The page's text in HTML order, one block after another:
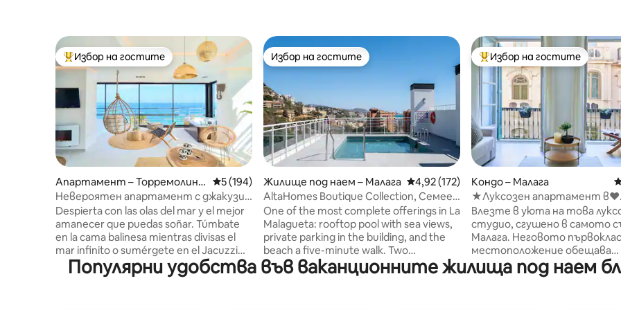
Най-популярен избор на гостите
Избор на гостите
Апартамент – Торремолино
с
Средна оценка: 5 от 5, 194 отзива
5 (194)
Невероятен апартамент с джакузи
на плажа Савана
Despierta con las olas del mar y el mejor
amanecer que puedas soñar. Túmbate
en la cama balinesa mientras divisas el
mar infinito o sumérgete en el Jacuzzi
climatizado mientras te tomas una copa
de cava. El Savanna Beach está pensado
Избор на гостите
Избор на гостите
Жилище под наем – Малага Средна оценка: 4,92 от 5, 172 отзива
4,92 (172)
AltaHomes Boutique Collection, Семеен
апартамент 2
One of the most complete offerings in La
Malagueta: rooftop pool with sea views,
private parking in the building, and the
beach a five-minute walk. Two
bedrooms, two full bathrooms, A/C,
ultra-fast WiFi, and a fully equipped
Най-популярен избор на
Избор на гостите
Кондо – Малага
★Луксозен апартамент в♥
Малага~Su Casa Away
Влезте в уюта на това
студио, сгушено в самото
Малага. Неговото
местоположение обещава
елегантно и релаксиращо
само на няколко крачки от
Популярни удобства във ваканционните жилища под наем